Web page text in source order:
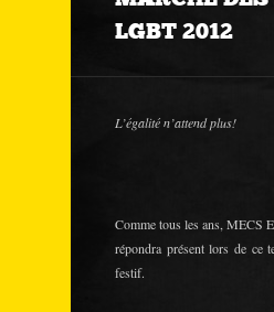
LGBT 2012
L’égalité n’attend plus!
Comme tous les ans, MECS
répondra présent lors de ce
festif.